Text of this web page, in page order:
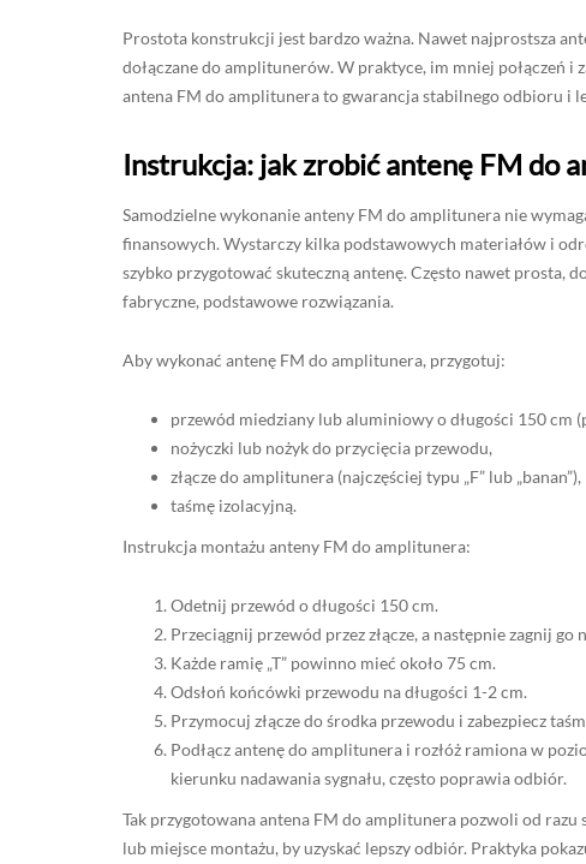
Prostota konstrukcji jest bardzo ważna. Nawet najprostsza
dołączane do amplitunerów. W praktyce, im mniej połączeń
antena FM do amplitunera to gwarancja stabilnego odbioru i
Instrukcja: jak zrobić antenę FM do
Samodzielne wykonanie anteny FM do amplitunera nie
finansowych. Wystarczy kilka podstawowych materiałów i
szybko przygotować skuteczną antenę. Często nawet prosta,
fabryczne, podstawowe rozwiązania.
Aby wykonać antenę FM do amplitunera, przygotuj:
przewód miedziany lub aluminiowy o długości 150 cm
nożyczki lub nożyk do przycięcia przewodu,
złącze do amplitunera (najczęściej typu „F” lub „banan”),
taśmę izolacyjną.
Instrukcja montażu anteny FM do amplitunera:
Odetnij przewód o długości 150 cm.
Przeciągnij przewód przez złącze, a następnie zagnij go
Każde ramię „T” powinno mieć około 75 cm.
Odsłoń końcówki przewodu na długości 1-2 cm.
Przymocuj złącze do środka przewodu i zabezpiecz
Podłącz antenę do amplitunera i rozłóż ramiona w
kierunku nadawania sygnału, często poprawia odbiór.
Tak przygotowana antena FM do amplitunera pozwoli od
lub miejsce montażu, by uzyskać lepszy odbiór. Praktyka